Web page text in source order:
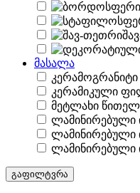
მასალა
კერამოგრანიტი
კერამიკული
მეტლახი
ლამინირებული
ლამინირებული
ლამინირებული
გაფილტვრა